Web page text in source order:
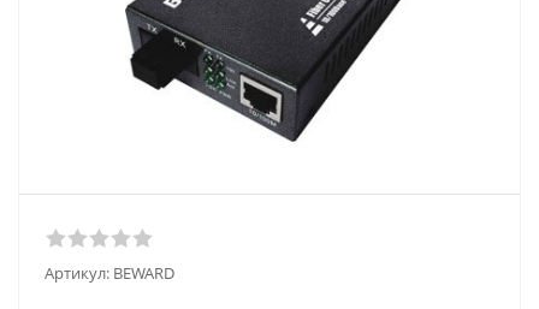
Артикул: BEWARD